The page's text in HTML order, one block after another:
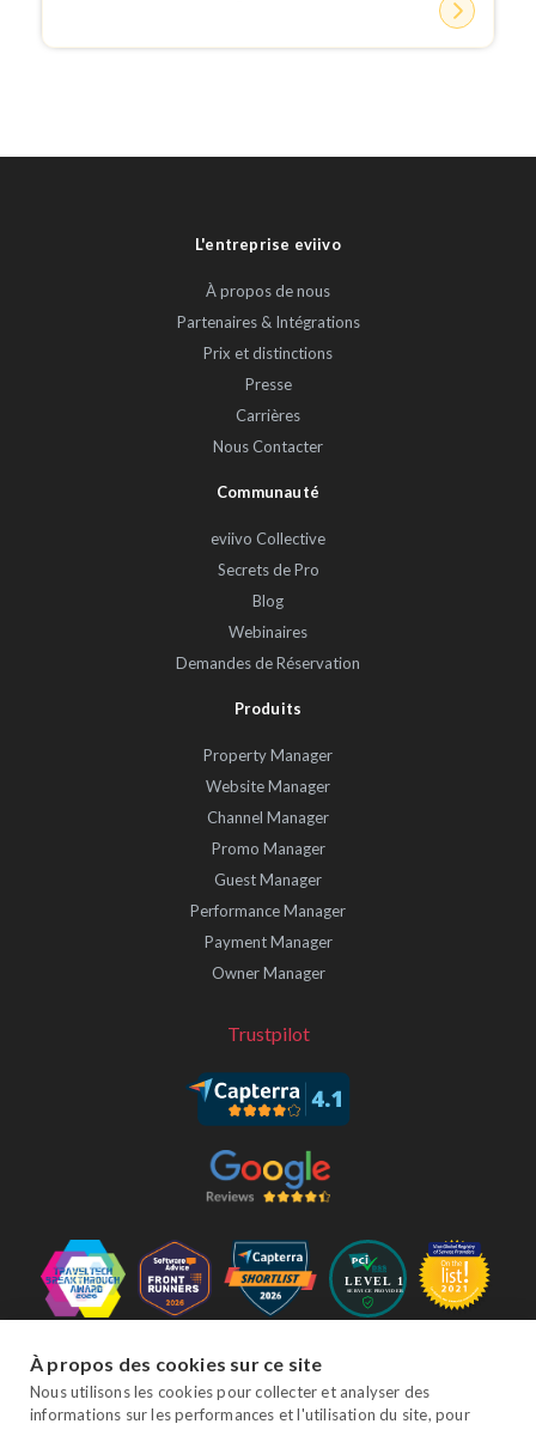
L'entreprise eviivo
À propos de nous
Partenaires & Intégrations
Prix et distinctions
Presse
Carrières
Nous Contacter
Communauté
eviivo Collective
Secrets de Pro
Blog
Webinaires
Demandes de Réservation
Produits
Property Manager
Website Manager
Channel Manager
Promo Manager
Guest Manager
Performance Manager
Payment Manager
Owner Manager
Trustpilot
Suivez-nous
À propos des cookies sur ce site
Nous utilisons les cookies pour collecter et analyser des
informations sur les performances et l'utilisation du site, pour